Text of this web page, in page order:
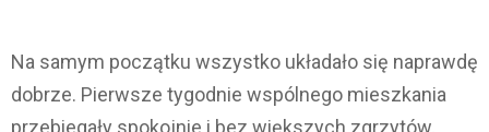
Na samym początku wszystko układało się naprawdę
dobrze. Pierwsze tygodnie wspólnego mieszkania
przebiegały spokojnie i bez większych zgrzytów.